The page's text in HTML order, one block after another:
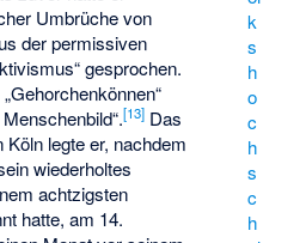
k
s
h
o
c
h
s
c
h
Umbrüche von
der permissiven
gesprochen.
[13] Das
legte er, nachdem
wiederholtes
achtzigsten
hatte, am 14.